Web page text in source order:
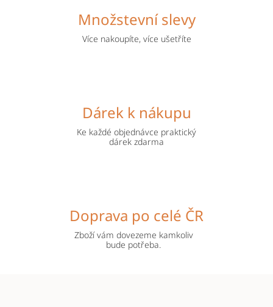
Množstevní slevy
Více nakoupíte, více ušetříte
Dárek k nákupu
Ke každé objednávce praktický
dárek zdarma
Doprava po celé ČR
Zboží vám dovezeme kamkoliv
bude potřeba.